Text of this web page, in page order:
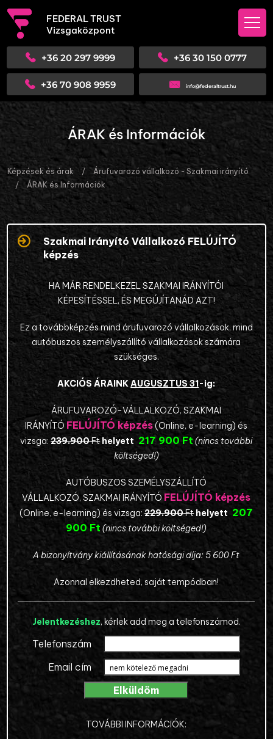
FEDERAL TRUST
Vizsgaközpont
+36 20 297 9999 +36 30 150 0777
+36 70 908 9959 info@federaltrust.hu
ÁRAK és Információk
Képzések és árak /
Árufuvarozó vállalkozó - Szakmai irányító
/
ÁRAK és Információk
Szakmai Irányító Vállalkozó FELÚJÍTÓ
képzés
HA MÁR RENDELKEZEL SZAKMAI IRÁNYÍTÓI
KÉPESÍTÉSSEL, ÉS MEGÚJÍTANÁD AZT!
Ez a továbbképzés mind árufuvarozó vállalkozások, mind
autóbuszos személyszállító vállalkozások számára
szükséges.
AKCIÓS ÁRAINKAUGUSZTUS 31-ig:
ÁRUFUVAROZÓ-VÁLLALKOZÓ, SZAKMAI
IRÁNYÍTÓ FELÚJÍTÓ képzés(Online, e-learning) és
vizsga:239.900Ft helyett 217 900 Ft(nincs további
költséged!)
AUTÓBUSZOS SZEMÉLYSZÁLLÍTÓ
VÁLLALKOZÓ, SZAKMAI IRÁNYÍTÓFELÚJÍTÓ képzés
(Online, e-learning) és vizsga:229.900Ft helyett 207
900 Ft (nincs további költséged!)
A bizonyítvány kiállításának hatósági díja: 5 600 Ft
Azonnal elkezdheted, saját tempódban!
Jelentkezéshez, kérlek add meg a telefonszámod.
Telefonszám
Email cím
TOVÁBBI INFORMÁCIÓK: